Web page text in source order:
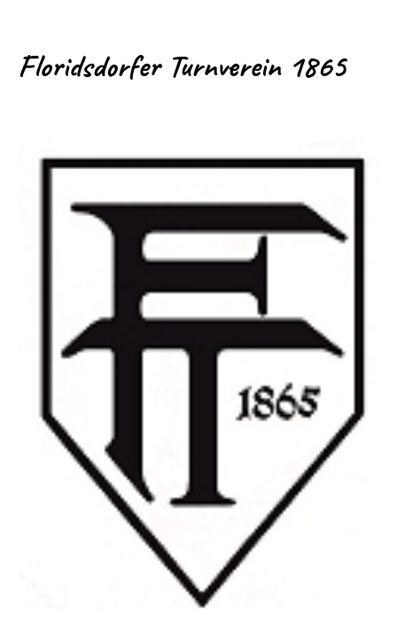
Floridsdorfer Turnverein 1865